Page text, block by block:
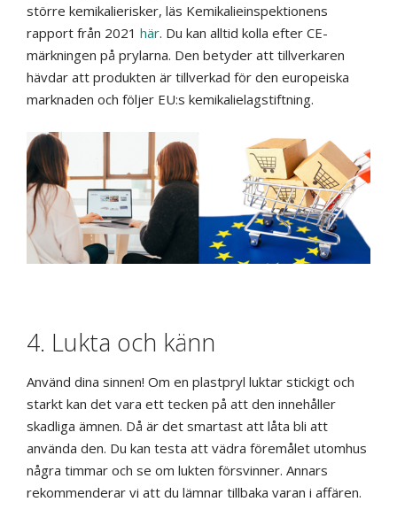
större kemikalierisker, läs Kemikalieinspektionens
rapport från 2021 här. Du kan alltid kolla efter CE-
märkningen på prylarna. Den betyder att tillverkaren
hävdar att produkten är tillverkad för den europeiska
marknaden och följer EU:s kemikalielagstiftning.
4. Lukta och känn
Använd dina sinnen! Om en plastpryl luktar stickigt och
starkt kan det vara ett tecken på att den innehåller
skadliga ämnen. Då är det smartast att låta bli att
använda den. Du kan testa att vädra föremålet utomhus
några timmar och se om lukten försvinner. Annars
rekommenderar vi att du lämnar tillbaka varan i affären.